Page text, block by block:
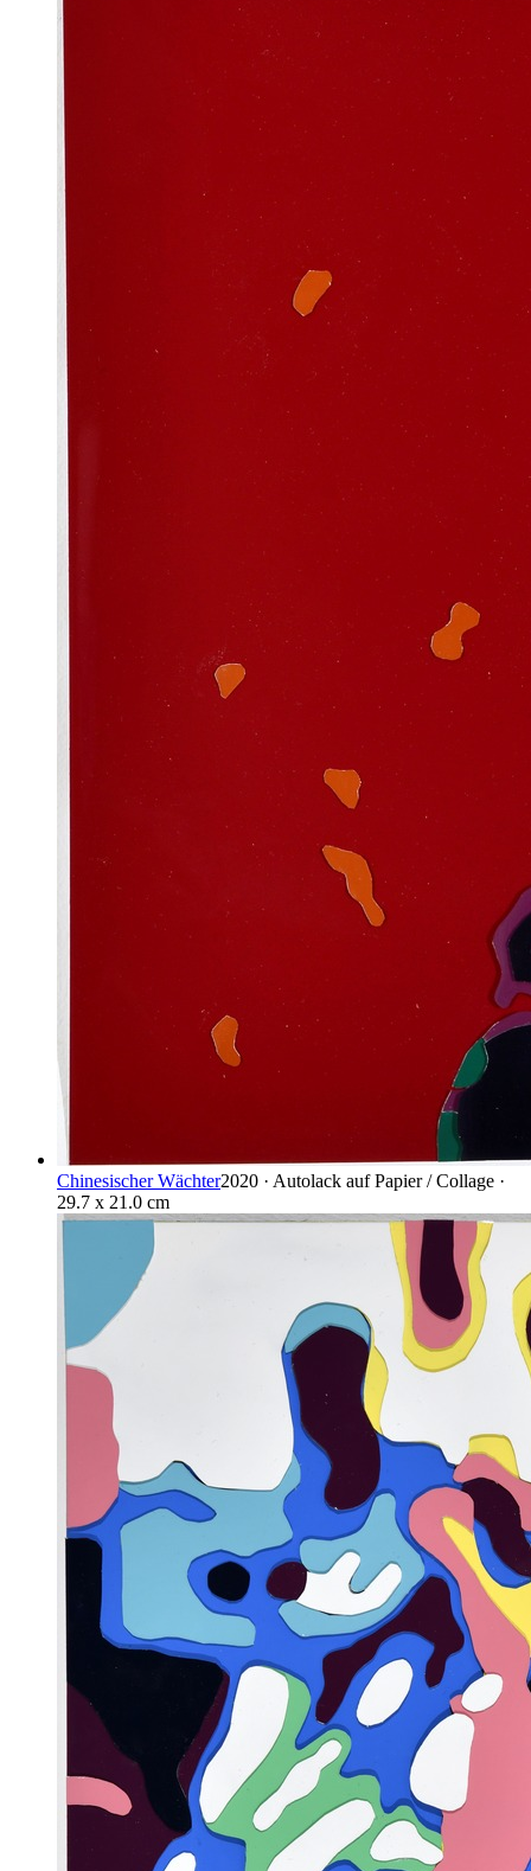
Chinesischer Wächter2020 · Autolack auf Papier / Collage ·
29.7 x 21.0 cm